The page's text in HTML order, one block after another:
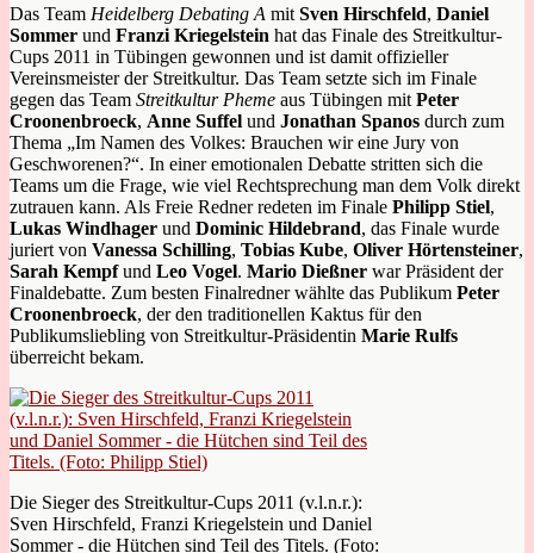
Das Team Heidelberg Debating A mit Sven Hirschfeld, Daniel
Sommer und Franzi Kriegelstein hat das Finale des Streitkultur-
Cups 2011 in Tübingen gewonnen und ist damit offizieller
Vereinsmeister der Streitkultur. Das Team setzte sich im Finale
gegen das Team Streitkultur Pheme aus Tübingen mit Peter
Croonenbroeck, Anne Suffel und Jonathan Spanos durch zum
Thema „Im Namen des Volkes: Brauchen wir eine Jury von
Geschworenen?“. In einer emotionalen Debatte stritten sich die
Teams um die Frage, wie viel Rechtsprechung man dem Volk direkt
zutrauen kann. Als Freie Redner redeten im Finale Philipp Stiel,
Lukas Windhager und Dominic Hildebrand, das Finale wurde
juriert von Vanessa Schilling, Tobias Kube, Oliver Hörtensteiner,
Sarah Kempfund Leo Vogel. Mario Dießner war Präsident der
Finaldebatte. Zum besten Finalredner wählte das Publikum Peter
Croonenbroeck, der den traditionellen Kaktus für den
Publikumsliebling von Streitkultur-Präsidentin Marie Rulfs
überreicht bekam.
Die Sieger des Streitkultur-Cups 2011 (v.l.n.r.):
Sven Hirschfeld, Franzi Kriegelstein und Daniel
Sommer - die Hütchen sind Teil des Titels. (Foto: